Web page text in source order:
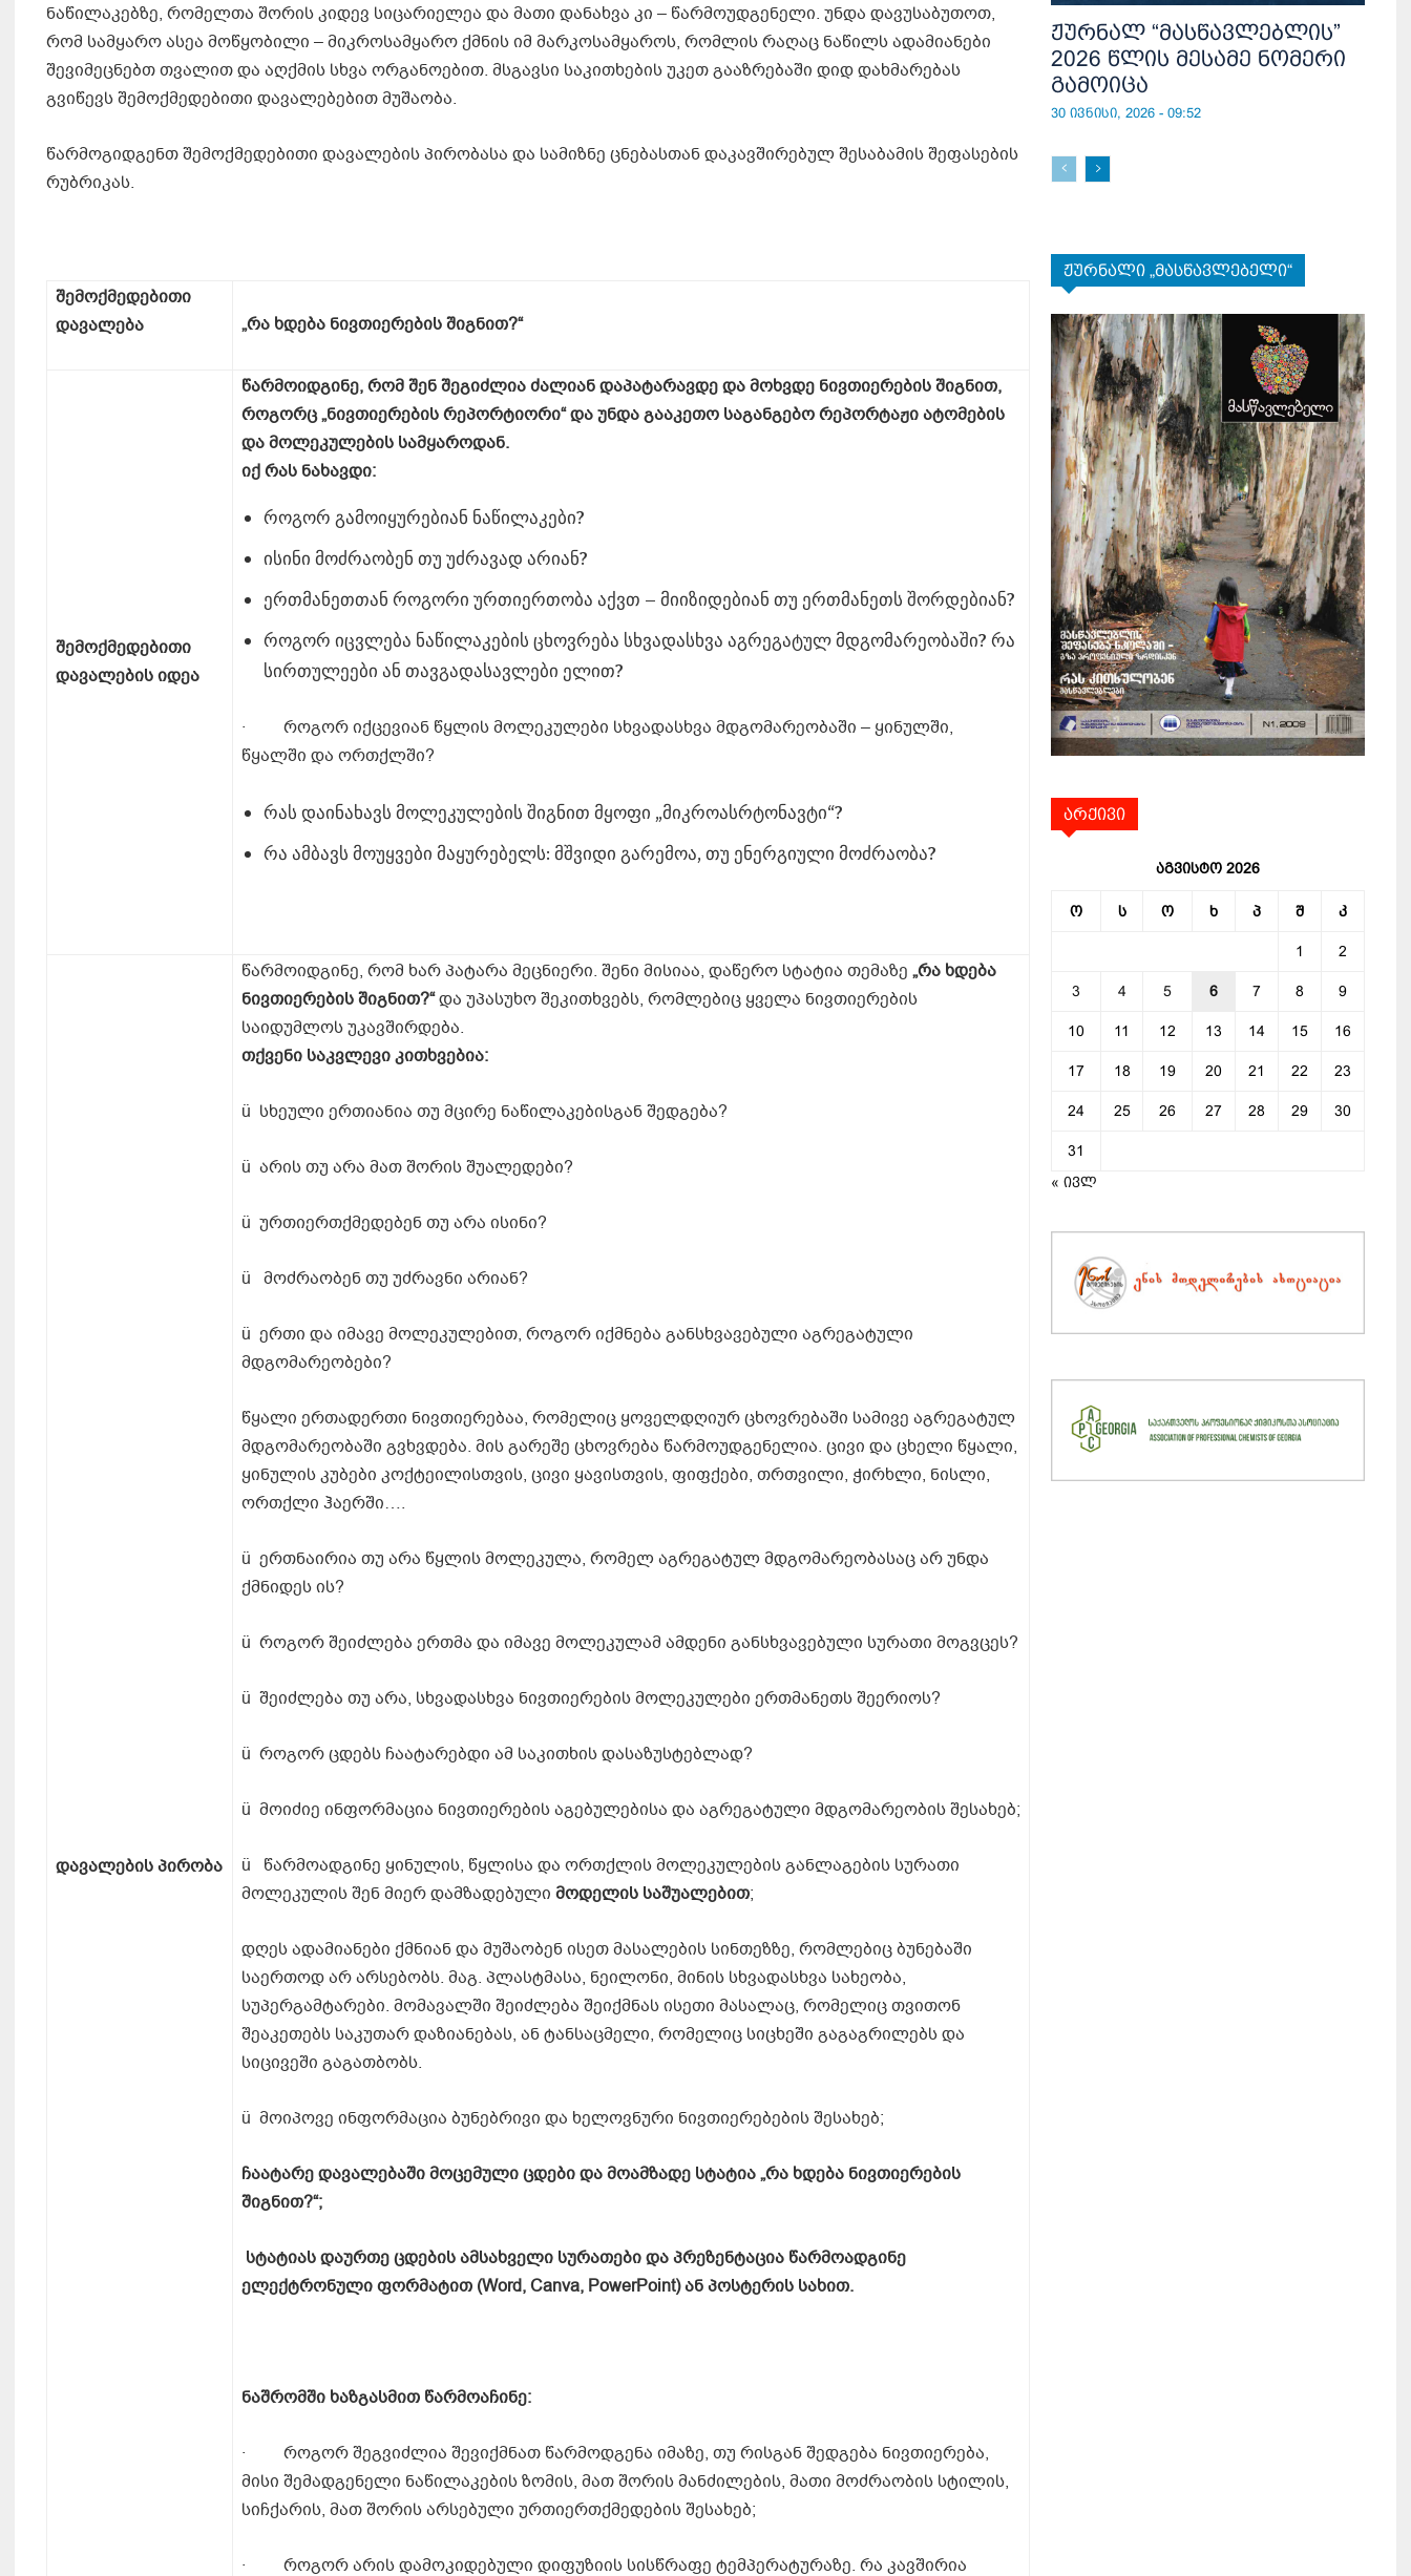
ნაწილაკებზე, რომელთა შორის კიდევ სიცარიელეა და მათი დანახვა კი – წარმოუდგენელი. უნდა დავუსაბუთოთ,
რომ სამყარო ასეა მოწყობილი – მიკროსამყარო ქმნის იმ მარკოსამყაროს, რომლის რაღაც ნაწილს ადამიანები
შევიმეცნებთ თვალით და აღქმის სხვა ორგანოებით. მსგავსი საკითხების უკეთ გააზრებაში დიდ დახმარებას
გვიწევს შემოქმედებითი დავალებებით მუშაობა.
წარმოგიდგენთ შემოქმედებითი დავალების პირობასა და სამიზნე ცნებასთან დაკავშირებულ შესაბამის შეფასების
რუბრიკას.
შემოქმედებითი
დავალება
„რა ხდება ნივთიერებისშიგნით?“
შემოქმედებითი
დავალებისიდეა
წარმოიდგინე,რომშენშეგიძლიაძალიანდაპატარავდედამოხვდე ნივთიერებისშიგნით,
როგორც„ნივთიერებისრეპორტიორი“დაუნდაგააკეთო საგანგებორეპორტაჟიატომების
დამოლეკულების სამყაროდან.
იქრას ნახავდი:
როგორ გამოიყურებიან ნაწილაკები?
ისინი მოძრაობენ თუ უძრავად არიან?
ერთმანეთთან როგორი ურთიერთობა აქვთ – მიიზიდებიან თუ ერთმანეთს შორდებიან?
როგორ იცვლება ნაწილაკების ცხოვრება სხვადასხვა აგრეგატულ მდგომარეობაში? რა
სირთულეები ან თავგადასავლები ელით?
· როგორ იქცევიან წყლის მოლეკულები სხვადასხვა მდგომარეობაში – ყინულში,
წყალში და ორთქლში?
რას დაინახავს მოლეკულების შიგნით მყოფი „მიკროასრტონავტი“?
რა ამბავს მოუყვები მაყურებელს: მშვიდი გარემოა, თუ ენერგიული მოძრაობა?
დავალებისპირობა
წარმოიდგინე, რომ ხარ პატარა მეცნიერი. შენი მისიაა, დაწერო სტატია თემაზე „რა ხდება
ნივთიერებისშიგნით?“და უპასუხო შეკითხვებს, რომლებიც ყველა ნივთიერების
საიდუმლოს უკავშირდება.
თქვენი საკვლევიკითხვებია:
ü სხეული ერთიანია თუ მცირე ნაწილაკებისგან შედგება?
ü არის თუ არა მათ შორის შუალედები?
ü ურთიერთქმედებენ თუ არა ისინი?
ü მოძრაობენ თუ უძრავნი არიან?
ü ერთი და იმავე მოლეკულებით, როგორ იქმნება განსხვავებული აგრეგატული
მდგომარეობები?
წყალი ერთადერთი ნივთიერებაა, რომელიც ყოველდღიურ ცხოვრებაში სამივე აგრეგატულ
მდგომარეობაში გვხვდება. მის გარეშე ცხოვრება წარმოუდგენელია. ცივი და ცხელი წყალი,
ყინულის კუბები კოქტეილისთვის, ცივი ყავისთვის, ფიფქები, თრთვილი, ჭირხლი, ნისლი,
ორთქლი ჰაერში….
ü ერთნაირია თუ არა წყლის მოლეკულა, რომელ აგრეგატულ მდგომარეობასაც არ უნდა
ქმნიდეს ის?
ü როგორ შეიძლება ერთმა და იმავე მოლეკულამ ამდენი განსხვავებული სურათი მოგვცეს?
ü შეიძლება თუ არა, სხვადასხვა ნივთიერების მოლეკულები ერთმანეთს შეერიოს?
ü როგორ ცდებს ჩაატარებდი ამ საკითხის დასაზუსტებლად?
ü მოიძიე ინფორმაცია ნივთიერების აგებულებისა და აგრეგატული მდგომარეობის შესახებ;
ü წარმოადგინე ყინულის, წყლისა და ორთქლის მოლეკულების განლაგების სურათი
მოლეკულის შენ მიერ დამზადებული მოდელის საშუალებით;
დღეს ადამიანები ქმნიან და მუშაობენ ისეთ მასალების სინთეზზე, რომლებიც ბუნებაში
საერთოდ არ არსებობს. მაგ. პლასტმასა, ნეილონი, მინის სხვადასხვა სახეობა,
სუპერგამტარები. მომავალში შეიძლება შეიქმნას ისეთი მასალაც, რომელიც თვითონ
შეაკეთებს საკუთარ დაზიანებას, ან ტანსაცმელი, რომელიც სიცხეში გაგაგრილებს და
სიცივეში გაგათბობს.
ü მოიპოვე ინფორმაცია ბუნებრივი და ხელოვნური ნივთიერებების შესახებ;
ჩაატარედავალებაშიმოცემულიცდებიდამოამზადე სტატია„რა ხდება ნივთიერების
შიგნით?“;
სტატიასდაურთეცდებისამსახველი სურათებიდაპრეზენტაცია წარმოადგინე
ელექტრონულიფორმატით (Word, Canva, PowerPoint)ანპოსტერის სახით.
ნაშრომში ხაზგასმით წარმოაჩინე:
· როგორ შეგვიძლია შევიქმნათ წარმოდგენა იმაზე, თუ რისგან შედგება ნივთიერება,
მისი შემადგენელი ნაწილაკების ზომის, მათ შორის მანძილების, მათი მოძრაობის სტილის,
სიჩქარის, მათ შორის არსებული ურთიერთქმედების შესახებ;
· როგორ არის დამოკიდებული დიფუზიის სისწრაფე ტემპერატურაზე. რა კავშირია
ჟურნალ “მასწავლებლის”
2026 წლის მესამე ნომერი
გამოიცა
30 ივნისი, 2026 - 09:52
ჟურნალი „მასწავლებელი“
არქივი
აგვისტო 2026
ო ს ო ხ პ შ კ
1 2
3 4 5 6 7 8 9
10 11 12 13 14 15 16
17 18 19 20 21 22 23
24 25 26 27 28 29 30
31
« ივლ